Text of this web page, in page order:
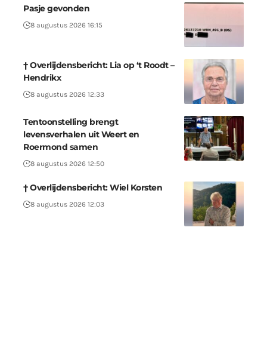
Pasje gevonden
8 augustus 2026 16:15
† Overlijdensbericht: Lia op ‘t Roodt –
Hendrikx
8 augustus 2026 12:33
Tentoonstelling brengt
levensverhalen uit Weert en
Roermond samen
8 augustus 2026 12:50
† Overlijdensbericht: Wiel Korsten
8 augustus 2026 12:03